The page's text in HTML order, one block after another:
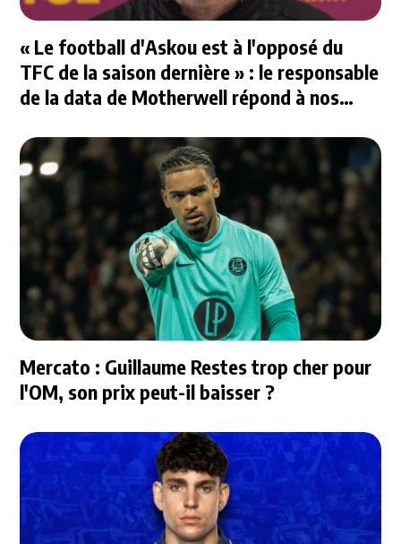
« Le football d'Askou est à l'opposé du
TFC de la saison dernière » : le responsable
de la data de Motherwell répond à nos
Mercato : Guillaume Restes trop cher pour
l'OM, son prix peut-il baisser ?